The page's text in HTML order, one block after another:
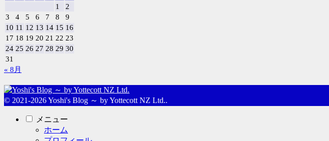
1
2
3
4 5 6 7 8
9
10 11 12 13 14 15 16
17 18 19 20 21 22 23
24 25 26 27 28 29 30
31
« 8月
© 2021-2026 Yoshi's Blog ～ by Yottecott NZ Ltd..
メニュー
ホーム